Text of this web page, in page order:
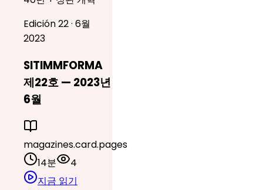
Edición 22 · 6월
2023
SITIMMFORMA
제22호 — 2023년
6월
magazines.card.pages
14분
4
지금 읽기